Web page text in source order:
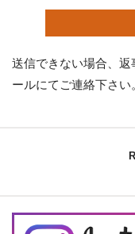
送信できない場合、
ールにてご連絡下さ